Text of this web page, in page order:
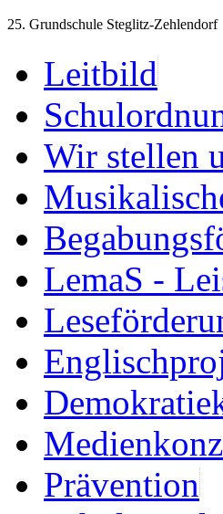
25. Grundschule Steglitz-
Leitbild
Wir stellen
LemaS -
Prävention